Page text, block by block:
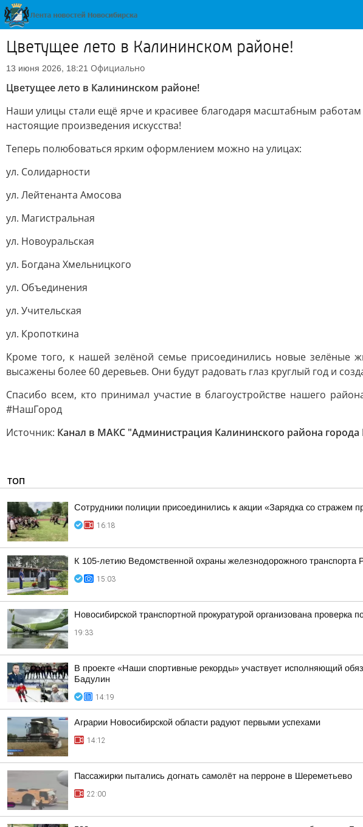
Цветущее лето в Калининском районе!
13 июня 2026, 18:21 Официально
Цветущее лето в Калининском районе!
Наши улицы стали ещё ярче и красивее благодаря масштабным
настоящие произведения искусства!
Теперь полюбоваться ярким оформлением можно на улицах:
ул. Солидарности
ул. Лейтенанта Амосова
ул. Магистральная
ул. Новоуральская
ул. Богдана Хмельницкого
ул. Объединения
ул. Учительская
ул. Кропоткина
Кроме того, к нашей зелёной семье присоединились новые
высажены более 60 деревьев. Они будут радовать глаз круглый год и
Спасибо всем, кто принимал участие в благоустройстве нашего
#НашГород
Источник: Канал в МАКС "Администрация Калининского района
ТОП
Сотрудники полиции присоединились к акции «Зарядка со стражем
16:18
К 105-летию Ведомственной охраны железнодорожного транспорта
15:03
Новосибирской транспортной прокуратурой организована
19:33
В проекте «Наши спортивные рекорды» участвует исполняющий
Бадулин
14:19
Аграрии Новосибирской области радуют первыми успехами
14:12
Пассажирки пытались догнать самолёт на перроне в Шереметьево
22:00